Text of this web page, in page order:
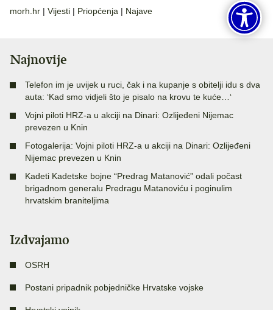
morh.hr | Vijesti | Priopćenja | Najave
Najnovije
Telefon im je uvijek u ruci, čak i na kupanje s obitelji idu s dva
auta: ‘Kad smo vidjeli što je pisalo na krovu te kuće…‘
Vojni piloti HRZ-a u akciji na Dinari: Ozlijeđeni Nijemac
prevezen u Knin
Fotogalerija: Vojni piloti HRZ-a u akciji na Dinari: Ozlijeđeni
Nijemac prevezen u Knin
Kadeti Kadetske bojne “Predrag Matanović” odali počast
brigadnom generalu Predragu Matanoviću i poginulim
hrvatskim braniteljima
Izdvajamo
OSRH
Postani pripadnik pobjedničke Hrvatske vojske